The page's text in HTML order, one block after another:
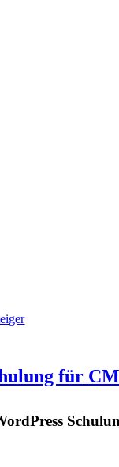
für